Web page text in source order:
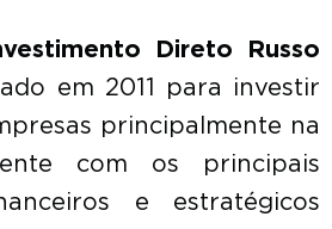
Direto Russo
em 2011 para investir
principalmente na
com os principais
e estratégicos